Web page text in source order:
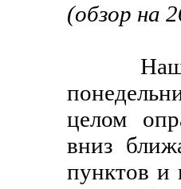
(обзор на
Наши
целом
вниз
пунктов и